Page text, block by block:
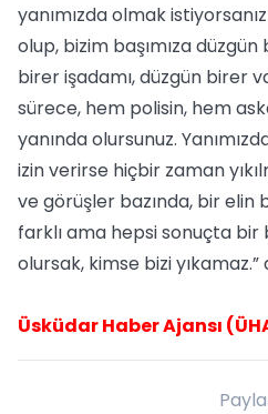
yanımızda olmak
olup, bizim başımıza
birer işadamı, düzgün birer
sürece, hem polisin, hem
yanında olursunuz.
izin verirse hiçbir zaman
ve görüşler bazında, bir elin
farklı ama hepsi sonuçta bir
olursak, kimse bizi yıkamaz.”
Üsküdar Haber Ajansı